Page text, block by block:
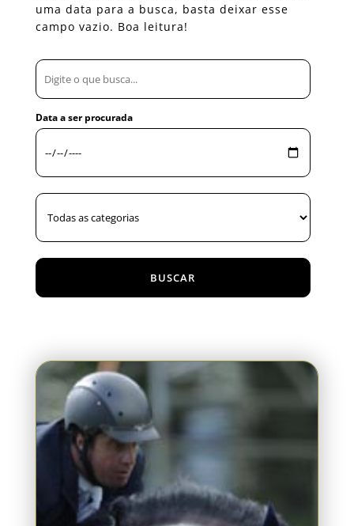
uma data para a busca, basta deixar esse
campo vazio. Boa leitura!